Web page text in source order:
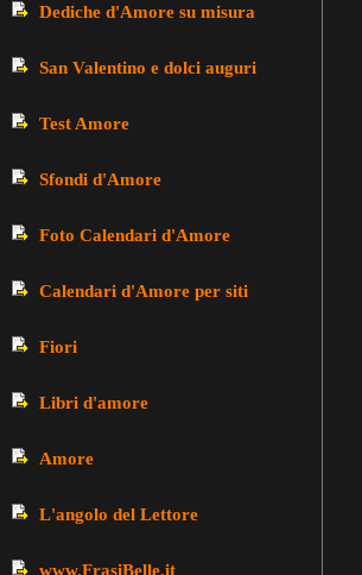
Dediche d'Amore su misura
San Valentino e dolci auguri
Test Amore
Sfondi d'Amore
Foto Calendari d'Amore
Calendari d'Amore per siti
Fiori
Libri d'amore
Amore
L'angolo del Lettore
www.FrasiBelle.it